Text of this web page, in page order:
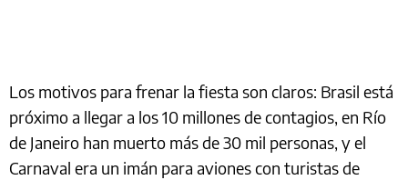
Los motivos para frenar la fiesta son claros: Brasil está
próximo a llegar a los 10 millones de contagios, en Río
de Janeiro han muerto más de 30 mil personas, y el
Carnaval era un imán para aviones con turistas de